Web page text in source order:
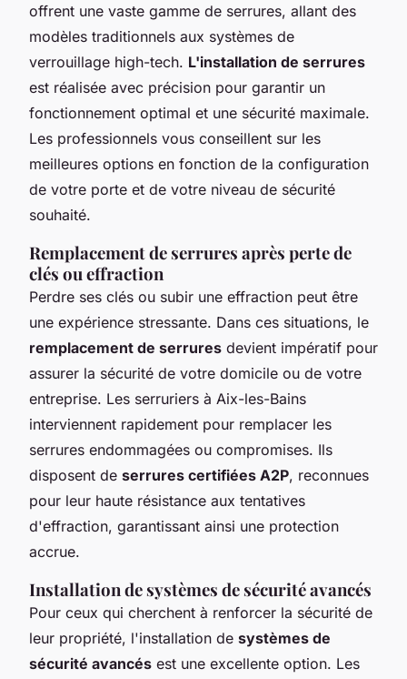
offrent une vaste gamme de serrures, allant des
modèles traditionnels aux systèmes de
verrouillage high-tech. L'installation de serrures
est réalisée avec précision pour garantir un
fonctionnement optimal et une sécurité maximale.
Les professionnels vous conseillent sur les
meilleures options en fonction de la configuration
de votre porte et de votre niveau de sécurité
souhaité.
Remplacement de serrures après perte de
clés ou effraction
Perdre ses clés ou subir une effraction peut être
une expérience stressante. Dans ces situations, le
remplacement de serrures devient impératif pour
assurer la sécurité de votre domicile ou de votre
entreprise. Les serruriers à Aix-les-Bains
interviennent rapidement pour remplacer les
serrures endommagées ou compromises. Ils
disposent de serrures certifiées A2P, reconnues
pour leur haute résistance aux tentatives
d'effraction, garantissant ainsi une protection
accrue.
Installation de systèmes de sécurité avancés
Pour ceux qui cherchent à renforcer la sécurité de
leur propriété, l'installation de systèmes de
sécurité avancés est une excellente option. Les